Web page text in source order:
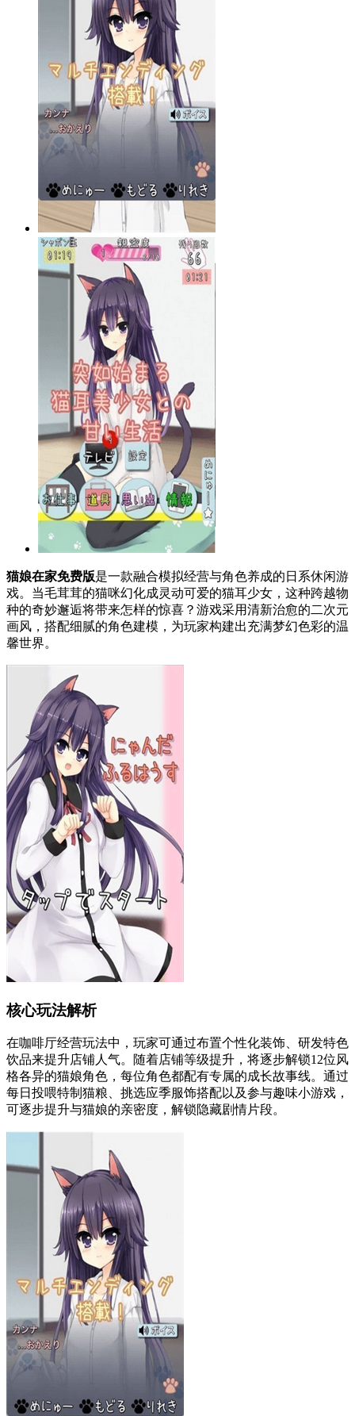
猫娘在家免费版是一款融合模拟经营与角色养成的日系休闲游
戏。当毛茸茸的猫咪幻化成灵动可爱的猫耳少女，这种跨越物
种的奇妙邂逅将带来怎样的惊喜？游戏采用清新治愈的二次元
画风，搭配细腻的角色建模，为玩家构建出充满梦幻色彩的温
馨世界。
核心玩法解析
在咖啡厅经营玩法中，玩家可通过布置个性化装饰、研发特色
饮品来提升店铺人气。随着店铺等级提升，将逐步解锁12位风
格各异的猫娘角色，每位角色都配有专属的成长故事线。通过
每日投喂特制猫粮、挑选应季服饰搭配以及参与趣味小游戏，
可逐步提升与猫娘的亲密度，解锁隐藏剧情片段。